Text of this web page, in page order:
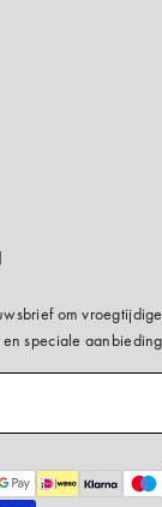
om
speciale